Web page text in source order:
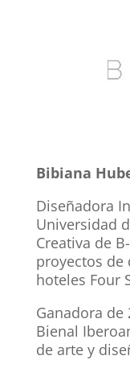
Bibiana
Diseñadora
Universidad
Creativa de
proyectos de
hoteles Four
Ganadora de
Bienal
de arte y